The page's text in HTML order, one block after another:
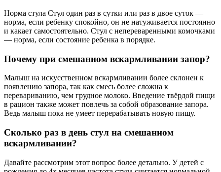
Норма стула Стул один раз в сутки или раз в двое суток —
норма, если ребенку спокойно, он не натуживается постоянно
и какает самостоятельно. Стул с непереваренными комочками
— норма, если состояние ребенка в порядке.
Почему при смешанном вскармливании запор?
Малыш на искусственном вскармливании более склонен к
появлению запора, так как смесь более сложна к
перевариванию, чем грудное молоко. Введение твёрдой пищи
в рацион также может повлечь за собой образование запора.
Ведь малыш пока не умеет перерабатывать новую пищу.
Сколько раз в день стул на смешанном
вскармливании?
Давайте рассмотрим этот вопрос более детально. У детей с